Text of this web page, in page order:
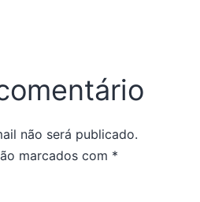
não será publicado.
marcados com *